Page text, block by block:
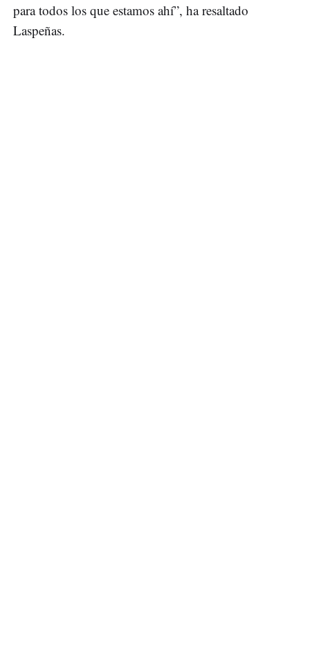
para todos los que estamos ahí”, ha resaltado
Laspeñas.